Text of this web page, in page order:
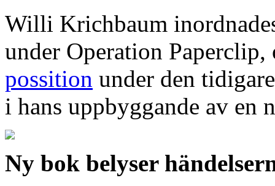
Willi Krichbaum
under Operation
possition under den
i hans uppbyggande av en
Ny bok belyser